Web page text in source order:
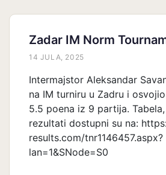
Zadar IM Norm
14 JULA, 2025
Intermajstor Aleksandar
na IM turniru u Zadru i
5.5 poena iz 9 partija.
rezultati dostupni su na:
results.com/tnr1146457.aspx?
lan=1&SNode=S0